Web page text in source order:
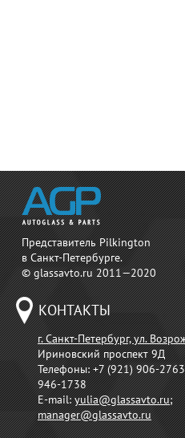
Представитель Pilkington
в Санкт-Петербурге.
© glassavto.ru 2011—2020
КОНТАКТЫ
г. Санкт-Петербург, ул.
Ириновский проспект 9Д
Телефоны:+7 (921) 906-
946-1738
E-mail:yulia@glassavto.ru;
manager@glassavto.ru